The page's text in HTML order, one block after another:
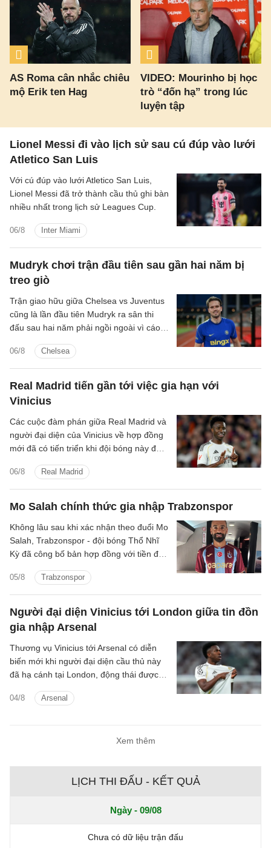
AS Roma cân nhắc chiêu
mộ Erik ten Hag
VIDEO: Mourinho bị học
trò “đốn hạ” trong lúc
luyện tập
Lionel Messi đi vào lịch sử sau cú đúp vào lưới
Atletico San Luis
06/8 Inter Miami
Với cú đúp vào lưới Atletico San Luis,
Lionel Messi đã trở thành cầu thủ ghi bàn
nhiều nhất trong lịch sử Leagues Cup.
Mudryk chơi trận đầu tiên sau gần hai năm bị
treo giò
06/8 Chelsea
Trận giao hữu giữa Chelsea vs Juventus
cũng là lần đầu tiên Mudryk ra sân thi
đấu sau hai năm phải ngồi ngoài vì cáo
Real Madrid tiến gần tới việc gia hạn với
Vinicius
06/8 Real Madrid
Các cuộc đàm phán giữa Real Madrid và
người đại diện của Vinicius về hợp đồng
mới đã có tiến triển khi đội bóng này đưa
Mo Salah chính thức gia nhập Trabzonspor
05/8 Trabzonspor
Không lâu sau khi xác nhận theo đuổi Mo
Salah, Trabzonspor - đội bóng Thổ Nhĩ
Kỳ đã công bố bản hợp đồng với tiền đạo
Người đại diện Vinicius tới London giữa tin đồn
gia nhập Arsenal
04/8 Arsenal
Thương vụ Vinicius tới Arsenal có diễn
biến mới khi người đại diện cầu thủ này
đã hạ cánh tại London, động thái được
Xem thêm
LỊCH THI ĐẤU - KẾT QUẢ
Ngày - 09/08
Chưa có dữ liệu trận đấu